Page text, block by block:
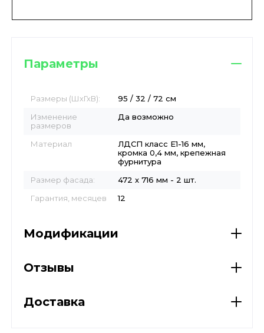
Параметры
Размеры (ШхГхВ):
95 / 32 / 72 см
Изменение
размеров
Да возможно
Материал
ЛДСП класс E1-16 мм,
кромка 0,4 мм, крепежная
фурнитура
Размер фасада:
472 х 716 мм - 2 шт.
Гарантия, месяцев
12
Модификации
Отзывы
Доставка